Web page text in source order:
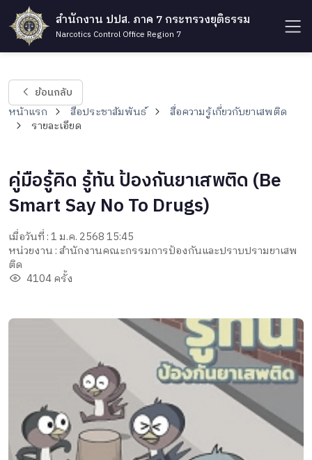
สำนักงาน ปปส. ภาค 7 กระทรวงยุติธรรม
Narcotics Control Office Region 7
ย้อนกลับ
หน้าแรก สื่อประชาสัมพันธ์
สื่อความรู้เกี่ยวกับยาเสพติด
รายละเอียด
คู่มือรู้คิด รู้ทัน ป้องกันยาเสพติด (Be
Smart Say No To Drugs)
เมื่อวันที่ : 1 ม.ค. 2568 15:45
หน่วยงาน : สำนักงานคณะกรรมการป้องกันและปราบปรามยาเสพ
ติด
4104 ครั้ง